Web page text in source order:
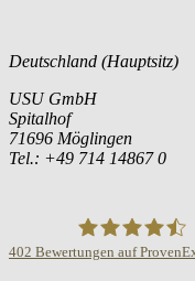
Deutschland (Hauptsitz)
USU GmbH
Spitalhof
71696 Möglingen
Tel.: +49 714 14867 0
402 Bewertungen auf